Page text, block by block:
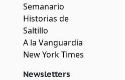
Semanario
Historias de
Saltillo
A la Vanguardia
New York Times
Newsletters